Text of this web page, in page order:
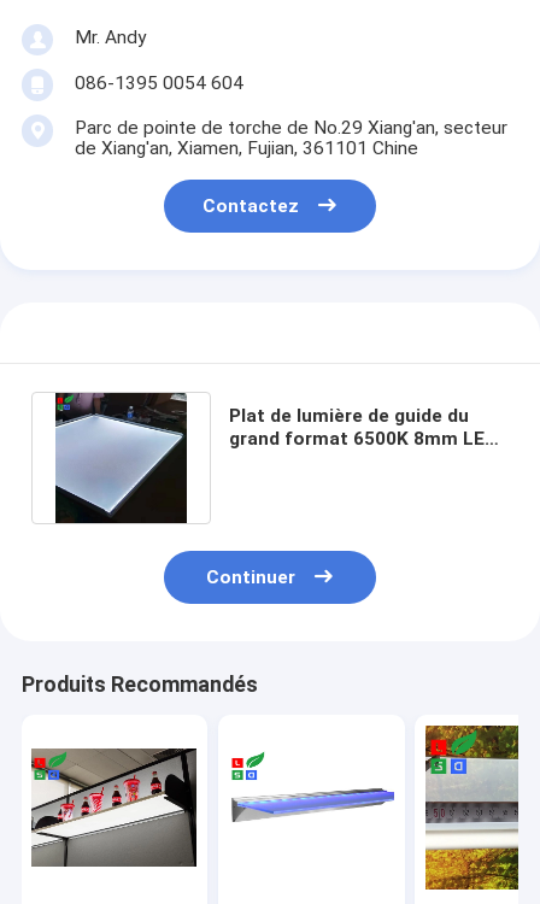
Mr. Andy
086-1395 0054 604
Parc de pointe de torche de No.29 Xiang'an, secteur
de Xiang'an, Xiamen, Fujian, 361101 Chine
Contactez
Plat de lumière de guide du
grand format 6500K 8mm LED
Continuer
Produits Recommandés